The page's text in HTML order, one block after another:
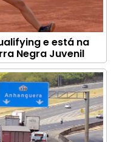
e está na
Negra Juvenil